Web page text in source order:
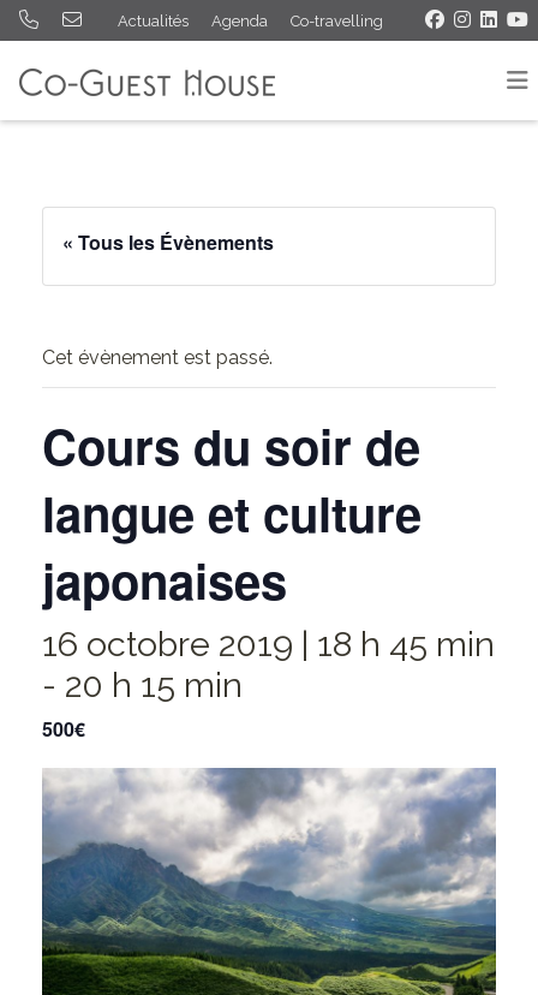
Actualités Agenda Co-travelling
« Tous les Évènements
Cet évènement est passé.
Cours du soir de
langue et culture
japonaises
16 octobre 2019 | 18 h 45 min
- 20 h 15 min
500€